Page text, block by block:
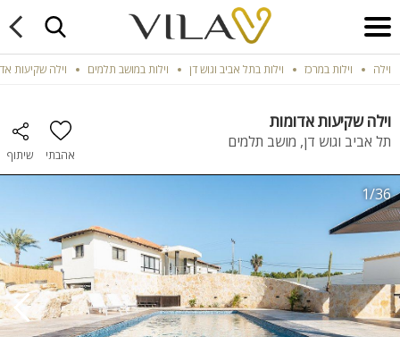
וילה וילות במרכז וילות בתל אביב וגוש דן וילות במושב תלמים וילה שקיעות
וילה שקיעות אדומות
תל אביב וגוש דן, מושב תלמים
אהבתי שיתוף
1/36